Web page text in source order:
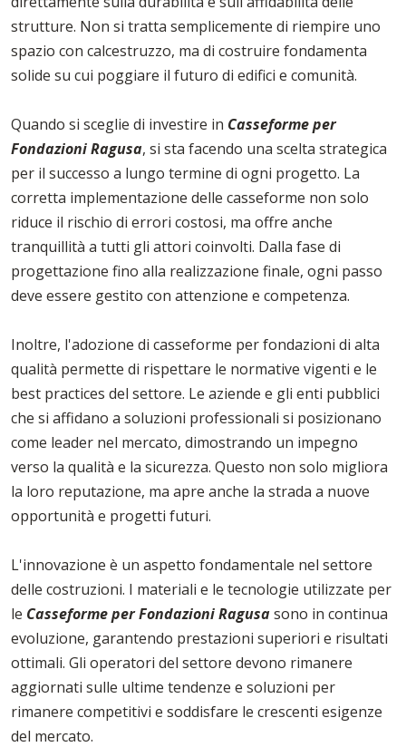
strutture. Non si tratta semplicemente di riempire uno
spazio con calcestruzzo, ma di costruire fondamenta
solide su cui poggiare il futuro di edifici e comunità.
Quando si sceglie di investire in Casseforme per
Fondazioni Ragusa, si sta facendo una scelta strategica
per il successo a lungo termine di ogni progetto. La
corretta implementazione delle casseforme non solo
riduce il rischio di errori costosi, ma offre anche
tranquillità a tutti gli attori coinvolti. Dalla fase di
progettazione fino alla realizzazione finale, ogni passo
deve essere gestito con attenzione e competenza.
Inoltre, l'adozione di casseforme per fondazioni di alta
qualità permette di rispettare le normative vigenti e le
best practices del settore. Le aziende e gli enti pubblici
che si affidano a soluzioni professionali si posizionano
come leader nel mercato, dimostrando un impegno
verso la qualità e la sicurezza. Questo non solo migliora
la loro reputazione, ma apre anche la strada a nuove
opportunità e progetti futuri.
L'innovazione è un aspetto fondamentale nel settore
delle costruzioni. I materiali e le tecnologie utilizzate per
le Casseforme per Fondazioni Ragusasono in continua
evoluzione, garantendo prestazioni superiori e risultati
ottimali. Gli operatori del settore devono rimanere
aggiornati sulle ultime tendenze e soluzioni per
rimanere competitivi e soddisfare le crescenti esigenze
del mercato.